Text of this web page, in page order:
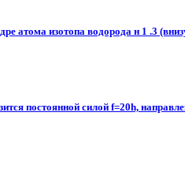
атома изотопа водорода н 1 .3
постоянной силой f=20h,